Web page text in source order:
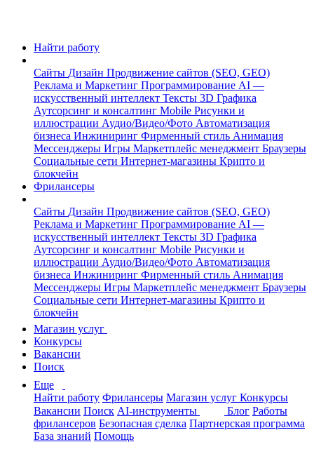
Найти работу
Сайты Дизайн Продвижение сайтов (SEO, GEO)
Реклама и Маркетинг Программирование AI —
искусственный интеллект Тексты 3D Графика
Аутсорсинг и консалтинг Mobile Рисунки и
иллюстрации Аудио/Видео/Фото Автоматизация
бизнеса Инжиниринг Фирменный стиль Анимация
Мессенджеры Игры Маркетплейс менеджмент Браузеры
Социальные сети Интернет-магазины Крипто и
блокчейн
Фрилансеры
Сайты Дизайн Продвижение сайтов (SEO, GEO)
Реклама и Маркетинг Программирование AI —
искусственный интеллект Тексты 3D Графика
Аутсорсинг и консалтинг Mobile Рисунки и
иллюстрации Аудио/Видео/Фото Автоматизация
бизнеса Инжиниринг Фирменный стиль Анимация
Мессенджеры Игры Маркетплейс менеджмент Браузеры
Социальные сети Интернет-магазины Крипто и
блокчейн
Магазин услуг
Конкурсы
Вакансии
Поиск
Еще
Найти работу Фрилансеры Магазин услуг Конкурсы
Вакансии Поиск AI-инструменты Блог Работы
фрилансеров Безопасная сделка Партнерская программа
База знаний Помощь